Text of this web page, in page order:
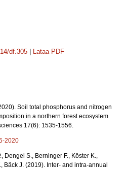
df.305 Lataa PDF
Soil total phosphorus and nitrogen
in a northern forest ecosystem
17(6): 1535-1556.
2020
Dengel S., Berninger F., Köster K.,
Bäck J. (2019). Inter- and intra-annual